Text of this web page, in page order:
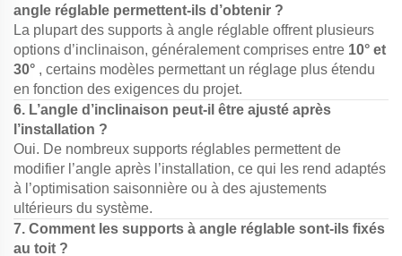
angle réglable permettent-ils d’obtenir ?
La plupart des supports à angle réglable offrent plusieurs
options d’inclinaison, généralement comprises entre 10° et
30° , certains modèles permettant un réglage plus étendu
en fonction des exigences du projet.
6. L’angle d’inclinaison peut-il être ajusté après
l’installation ?
Oui. De nombreux supports réglables permettent de
modifier l’angle après l’installation, ce qui les rend adaptés
à l’optimisation saisonnière ou à des ajustements
ultérieurs du système.
7. Comment les supports à angle réglable sont-ils fixés
au toit ?